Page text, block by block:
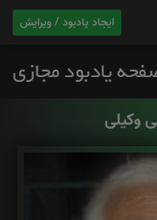
ایجاد یادبود / ویرایش
وکیلی